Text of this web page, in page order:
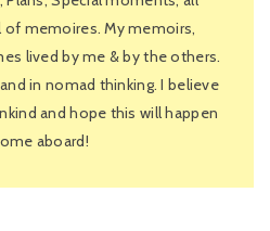
memoires. My memoirs,
lived by me & by the others.
in nomad thinking. I believe
and hope this will happen
aboard!